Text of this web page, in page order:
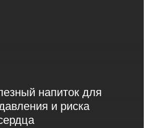
напиток для
и риска